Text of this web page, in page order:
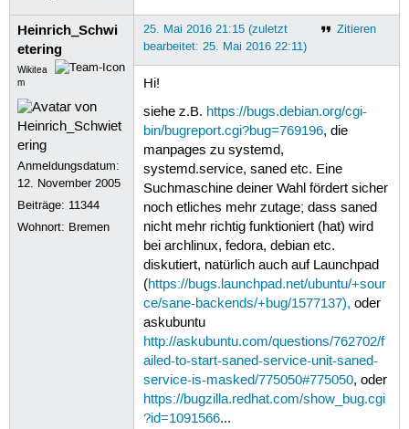
Heinrich_Schwi
etering
Wikitea
m
Anmeldungsdatum:
12. November 2005
Beiträge: 11344
Wohnort: Bremen
Zitieren
25. Mai 2016 21:15 (zuletzt
bearbeitet: 25. Mai 2016 22:11)
Hi!
siehe z.B. https://bugs.debian.org/cgi-
bin/bugreport.cgi?bug=769196, die
manpages zu systemd,
systemd.service, saned etc. Eine
Suchmaschine deiner Wahl fördert sicher
noch etliches mehr zutage; dass saned
nicht mehr richtig funktioniert (hat) wird
bei archlinux, fedora, debian etc.
diskutiert, natürlich auch auf Launchpad
(https://bugs.launchpad.net/ubuntu/+sour
ce/sane-backends/+bug/1577137), oder
askubuntu
http://askubuntu.com/questions/762702/f
ailed-to-start-saned-service-unit-saned-
service-is-masked/775050#775050, oder
https://bugzilla.redhat.com/show_bug.cgi
?id=1091566...